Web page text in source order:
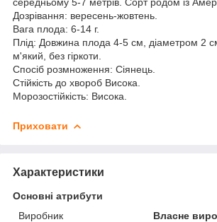
Дозрівання: вересень-жовтень.
Вага плода: 6-14 г.
Плід: Довжина плода 4-5 см, діаметром 2
м'який, без гіркоти.
Спосіб розмноження: Сіянець.
Стійкість до хвороб Висока.
Морозостійкість: Висока.
Приховати
Характеристики
Основні атрибути
Виробник
Власне